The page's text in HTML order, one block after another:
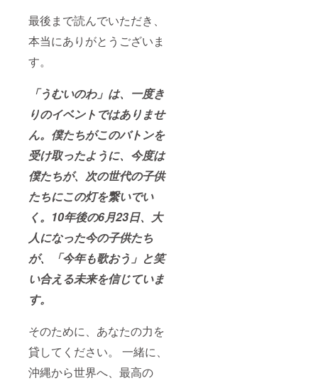
最後まで読んでいただき、
本当にありがとうございま
す。
「うむいのわ」は、一度き
りのイベントではありませ
ん。僕たちがこのバトンを
受け取ったように、今度は
僕たちが、次の世代の子供
たちにこの灯を繋いでい
く。10年後の6月23日、大
人になった今の子供たち
が、「今年も歌おう」と笑
い合える未来を信じていま
す。
そのために、あなたの力を
貸してください。 一緒に、
沖縄から世界へ、最高の